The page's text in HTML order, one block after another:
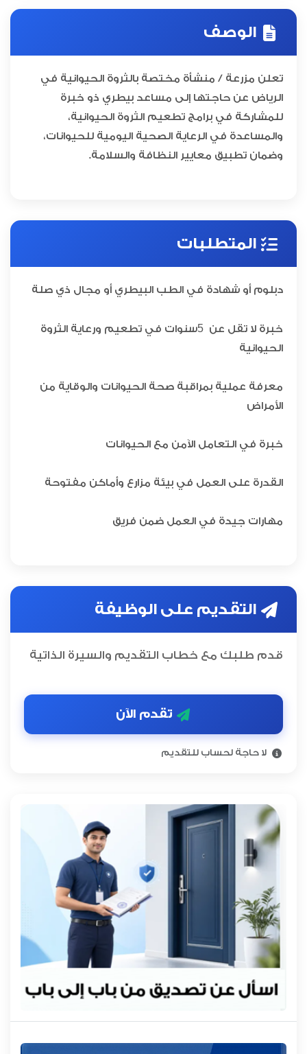
الوصف
تعلن مزرعة / منشأة مختصة بالثروة الحيوانية في
الرياض عن حاجتها إلى مساعد بيطري ذو خبرة
للمشاركة في برامج تطعيم الثروة الحيوانية،
والمساعدة في الرعاية الصحية اليومية للحيوانات،
وضمان تطبيق معايير النظافة والسلامة.
المتطلبات
دبلوم أو شهادة في الطب البيطري أو مجال ذي صلة
خبرة لا تقل عن 5سنوات في تطعيم ورعاية الثروة
الحيوانية
معرفة عملية بمراقبة صحة الحيوانات والوقاية من
الأمراض
خبرة في التعامل الآمن مع الحيوانات
القدرة على العمل في بيئة مزارع وأماكن مفتوحة
مهارات جيدة في العمل ضمن فريق
التقديم على الوظيفة
قدم طلبك مع خطاب التقديم والسيرة الذاتية
تقدم الآن
لا حاجة لحساب للتقديم